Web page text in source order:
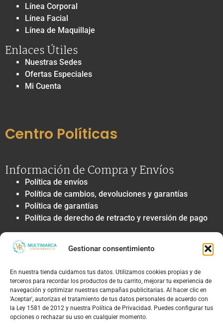
Gestionar consentimiento
En nuestra tienda cuidamos tus datos. Utilizamos cookies propias y de
terceros para recordar los productos de tu carrito, mejorar tu experiencia de
navegación y optimizar nuestras campañas publicitarias. Al hacer clic en
'Aceptar', autorizas el tratamiento de tus datos personales de acuerdo con
la Ley 1581 de 2012 y nuestra Política de Privacidad. Puedes configurar tus
opciones o rechazar su uso en cualquier momento.
Línea Corporal
Línea Facial
Línea de Maquillaje
Enlaces Útiles
Nuestras Sedes
Ofertas Especiales
Mi Cuenta
Centro Políticas
Información de Compra y Envíos
Política de envíos
Política de cambios, devoluciones y garantías
Política de garantías
Política de derecho de retracto y reversión de pago
Privacidad y Tratamiento de Datos
Política de privacidad y tratamiento de datos
Autorización de contacto, marketing y
comunicaciones comerciales
Política de cookies
Términos Legales y Soporte